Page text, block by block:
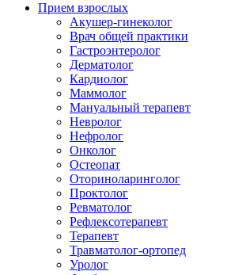
Прием взрослых
Акушер-гинеколог
Врач общей практики
Гастроэнтеролог
Дерматолог
Кардиолог
Маммолог
Мануальный терапевт
Невролог
Нефролог
Онколог
Остеопат
Оториноларинголог
Проктолог
Ревматолог
Рефлексотерапевт
Терапевт
Травматолог-ортопед
Уролог